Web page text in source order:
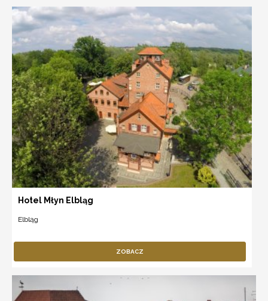
Hotel Młyn Elbląg
Elbląg
ZOBACZ